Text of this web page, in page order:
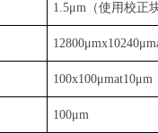
1.5μm（使用校正
100x100μmat10μm
100μm